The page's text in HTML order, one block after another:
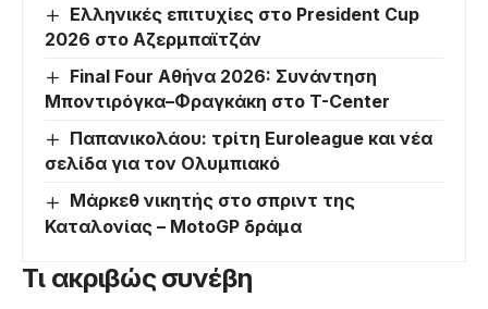
Ελληνικές επιτυχίες στο President Cup
2026 στο Αζερμπαϊτζάν
Final Four Αθήνα 2026: Συνάντηση
Μποντιρόγκα–Φραγκάκη στο T-Center
Παπανικολάου: τρίτη Euroleague και νέα
σελίδα για τον Ολυμπιακό
Μάρκεθ νικητής στο σπριντ της
Καταλονίας – MotoGP δράμα
Τι ακριβώς συνέβη